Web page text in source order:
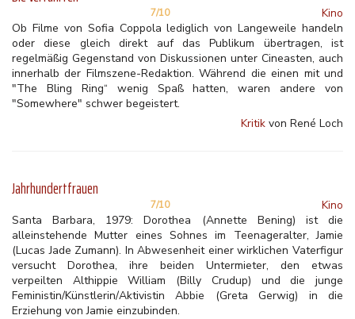
7/10
Kino
Ob Filme von Sofia Coppola lediglich von Langeweile handeln
oder diese gleich direkt auf das Publikum übertragen, ist
regelmäßig Gegenstand von Diskussionen unter Cineasten, auch
innerhalb der Filmszene-Redaktion. Während die einen mit und
"The Bling Ring“ wenig Spaß hatten, waren andere von
"Somewhere" schwer begeistert.
Kritik von René Loch
Jahrhundertfrauen
7/10
Kino
Santa Barbara, 1979: Dorothea (Annette Bening) ist die
alleinstehende Mutter eines Sohnes im Teenageralter, Jamie
(Lucas Jade Zumann). In Abwesenheit einer wirklichen Vaterfigur
versucht Dorothea, ihre beiden Untermieter, den etwas
verpeilten Althippie William (Billy Crudup) und die junge
Feministin/Künstlerin/Aktivistin Abbie (Greta Gerwig) in die
Erziehung von Jamie einzubinden.